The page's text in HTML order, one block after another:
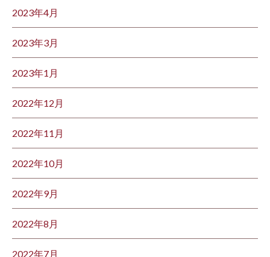
2023年4月
2023年3月
2023年1月
2022年12月
2022年11月
2022年10月
2022年9月
2022年8月
2022年7月